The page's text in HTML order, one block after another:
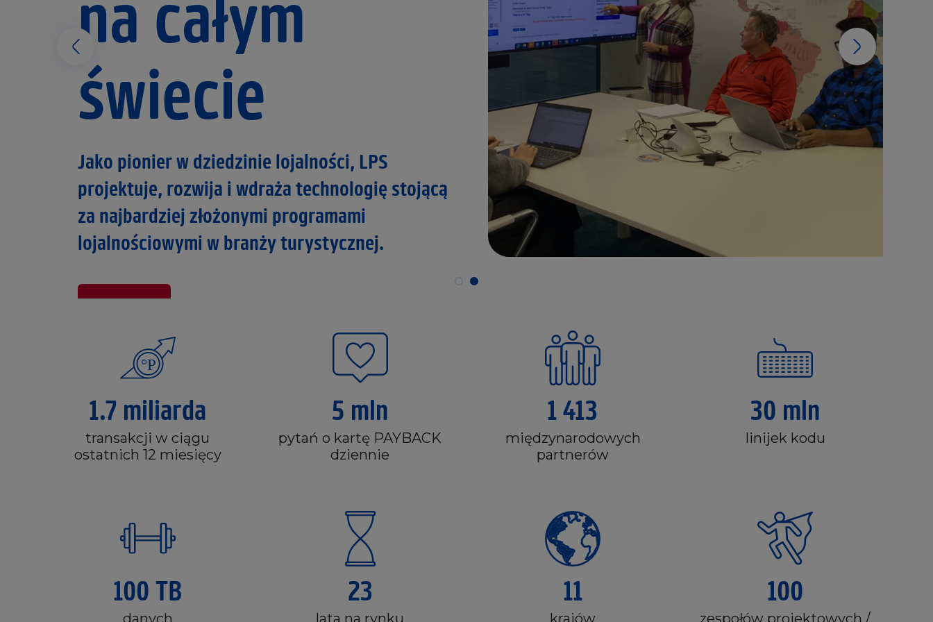
PAYBACK
Międzynarodowy zespół. Zróżnicowane
projekty. Globalny zasięg.
Wchodzę w to
1.7 miliarda
transakcji w ciągu
ostatnich 12 miesięcy
5 mln
pytań o kartę PAYBACK
dziennie
1 413
międzynarodowych
partnerów
30 mln
linijek kodu
100 TB
danych
23
lata na rynku
11
krajów
100
zespołów projektowych /